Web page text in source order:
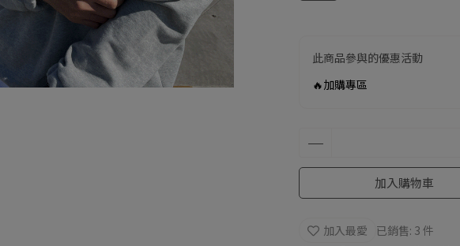
此商品參與的優惠活動
🔥加購專區
加入購物車
加入最愛
已銷售: 3 件